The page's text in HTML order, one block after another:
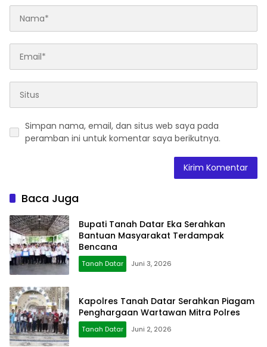
Simpan nama, email, dan situs web saya pada
peramban ini untuk komentar saya berikutnya.
Baca Juga
Bupati Tanah Datar Eka Serahkan
Bantuan Masyarakat Terdampak
Bencana
Tanah Datar Juni 3, 2026
Kapolres Tanah Datar Serahkan Piagam
Penghargaan Wartawan Mitra Polres
Tanah Datar Juni 2, 2026